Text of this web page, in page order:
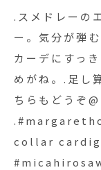
.スメドレーの
ー。気分が弾
カーデにすっ
めがね。.足し
ちらもどうぞ︎
collar